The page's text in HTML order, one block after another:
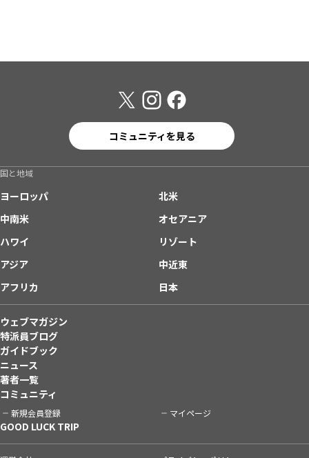
コミュニティを見る
国と地域
ヨーロッパ
北米
中南米
オセアニア
ハワイ
リゾート
アジア
中近東
アフリカ
日本
ウェブマガジン
特派員ブログ
ガイドブック
ニュース
著者一覧
コミュニティ
新規会員登録 マイページ
GOOD LUCK TRIP